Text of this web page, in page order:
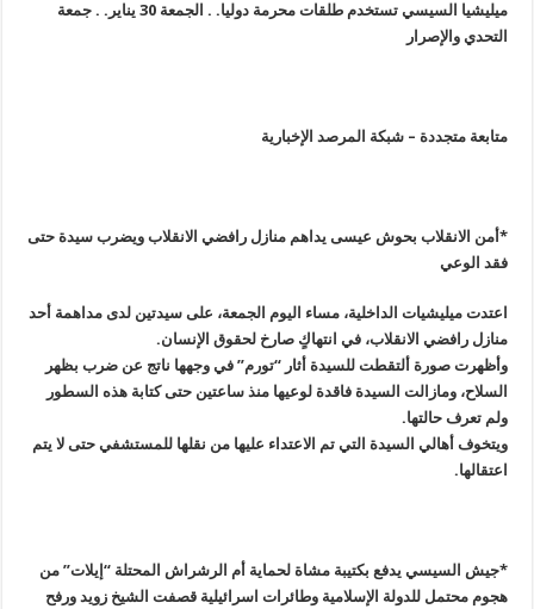
ميليشيا السيسي تستخدم طلقات محرمة دوليا. . الجمعة 30 يناير. . جمعة
التحدي والإصرار
متابعة متجددة – شبكة المرصد الإخبارية
*أمن الانقلاب بحوش عيسى يداهم منازل رافضي الانقلاب ويضرب سيدة حتى
فقد الوعي
اعتدت ميليشيات الداخلية، مساء اليوم الجمعة، على سيدتين لدى مداهمة أحد
منازل رافضي الانقلاب، في انتهاكٍ صارخ لحقوق الإنسان.
وأظهرت صورة ألتقطت للسيدة أثار “تورم” في وجهها ناتج عن ضرب بظهر
السلاح، ومازالت السيدة فاقدة لوعيها منذ ساعتين حتى كتابة هذه السطور
ولم تعرف حالتها.
ويتخوف أهالي السيدة التي تم الاعتداء عليها من نقلها للمستشفي حتى لا يتم
اعتقالها.
*جيش السيسي يدفع بكتيبة مشاة لحماية أم الرشراش المحتلة “إيلات” من
هجوم محتمل للدولة الإسلامية وطائرات اسرائيلية قصفت الشيخ زويد ورفح